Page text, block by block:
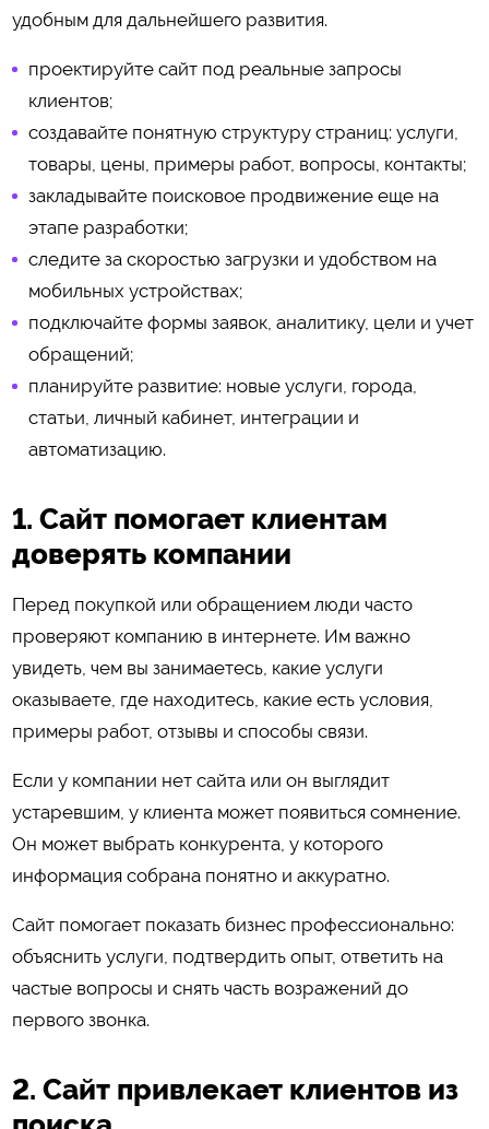
удобным для дальнейшего развития.
проектируйте сайт под реальные запросы
клиентов;
создавайте понятную структуру страниц: услуги,
товары, цены, примеры работ, вопросы, контакты;
закладывайте поисковое продвижение еще на
этапе разработки;
следите за скоростью загрузки и удобством на
мобильных устройствах;
подключайте формы заявок, аналитику, цели и учет
обращений;
планируйте развитие: новые услуги, города,
статьи, личный кабинет, интеграции и
автоматизацию.
1. Сайт помогает клиентам
доверять компании
Перед покупкой или обращением люди часто
проверяют компанию в интернете. Им важно
увидеть, чем вы занимаетесь, какие услуги
оказываете, где находитесь, какие есть условия,
примеры работ, отзывы и способы связи.
Если у компании нет сайта или он выглядит
устаревшим, у клиента может появиться сомнение.
Он может выбрать конкурента, у которого
информация собрана понятно и аккуратно.
Сайт помогает показать бизнес профессионально:
объяснить услуги, подтвердить опыт, ответить на
частые вопросы и снять часть возражений до
первого звонка.
2. Сайт привлекает клиентов из